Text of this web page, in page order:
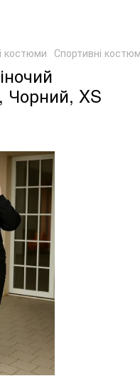
костюми Спортивні
Чорний, XS